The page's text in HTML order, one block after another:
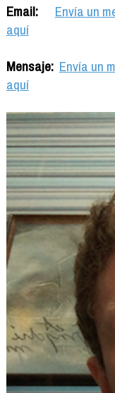
Email:
Envía un
aquí
Mensaje: Envía un
aquí